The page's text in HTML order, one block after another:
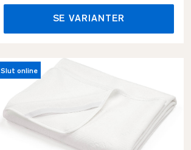
SE VARIANTER
Slut online